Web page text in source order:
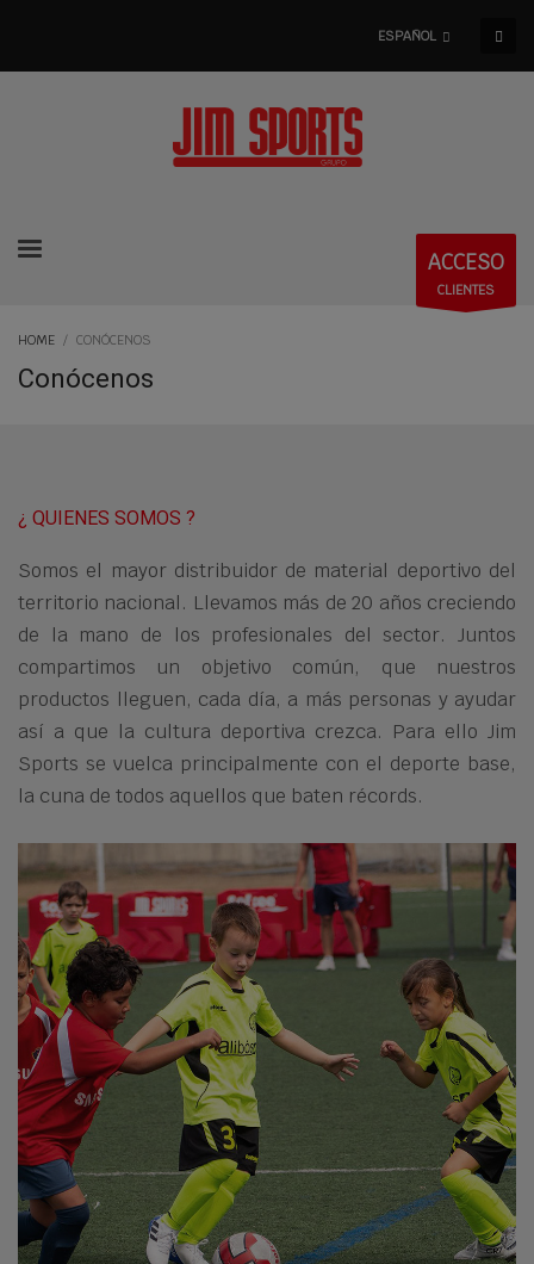
ESPAÑOL
ACCESO
CLIENTES
HOME CONÓCENOS
Conócenos
¿ QUIENES SOMOS ?
Somos el mayor distribuidor de material deportivo del
territorio nacional. Llevamos más de 20 años creciendo
de la mano de los profesionales del sector. Juntos
compartimos un objetivo común, que nuestros
productos lleguen, cada día, a más personas y ayudar
así a que la cultura deportiva crezca. Para ello Jim
Sports se vuelca principalmente con el deporte base,
la cuna de todos aquellos que baten récords.